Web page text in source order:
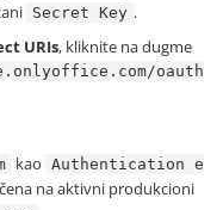
Secret Key .
URIs, kliknite na dugme
oauth
kao Authentication e
na aktivni produkcioni